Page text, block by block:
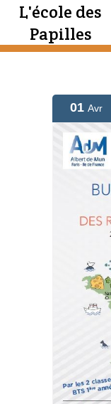
L'école des
Papilles
01 Avr